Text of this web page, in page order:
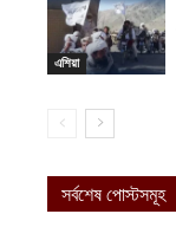
এশিয়া
সর্বশেষ পোস্টসমূহ